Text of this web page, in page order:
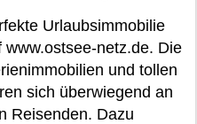
Urlaubsimmobilie
netz.de. Die
und tollen
sich überwiegend an
Reisenden. Dazu